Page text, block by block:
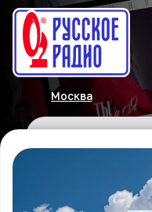
Москва